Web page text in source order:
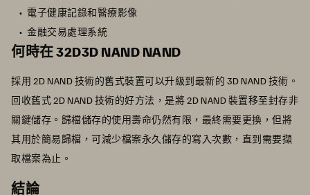
電子健康記錄和醫療影像
金融交易處理系統
何時在 32D3D NAND NAND
採用 2D NAND 技術的舊式裝置可以升級到最新的 3D NAND 技術。
回收舊式 2D NAND 技術的好方法，是將 2D NAND 裝置移至封存非
關鍵儲存。歸檔儲存的使用壽命仍然有限，最終需要更換，但將
其用於簡易歸檔，可減少檔案永久儲存的寫入次數，直到需要擷
取檔案為止。
結論